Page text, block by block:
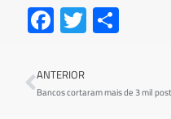
Fa
ce
b
o
T
wi
er e
ANTERIOR